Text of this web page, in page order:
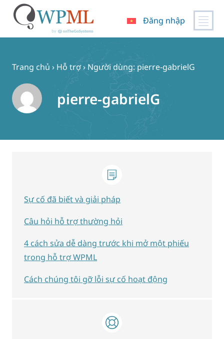
Đăng nhập
Trang chủ › Hỗ trợ› Người dùng: pierre-gabrielG
pierre-gabrielG
Sự cố đã biết và giải pháp
Câu hỏi hỗ trợ thường hỏi
4 cách sửa dễ dàng trước khi mở một phiếu
trong hỗ trợ WPML
Cách chúng tôi gỡ lỗi sự cố hoạt động